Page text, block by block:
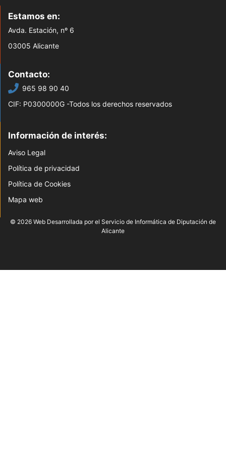
Estamos en:
Avda. Estación, nº 6
03005 Alicante
Contacto:
965 98 90 40
CIF: P0300000G -Todos los derechos reservados
Información de interés:
Aviso Legal
Política de privacidad
Política de Cookies
Mapa web
© 2026 Web Desarrollada por el Servicio de Informática de Diputación de
Alicante